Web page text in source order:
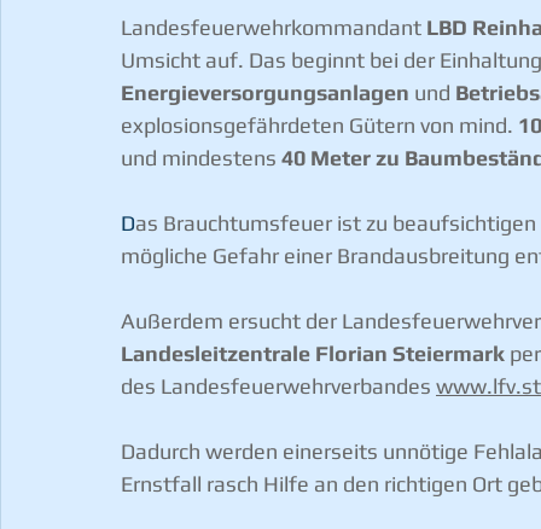
Landesfeuerwehrkommandant LBD
Umsicht auf. Das beginnt bei der
Energieversorgungsanlagen und
explosionsgefährdeten Gütern von mind.
und mindestens 40 Meter zu
Das Brauchtumsfeuer ist zu
mögliche Gefahr einer Brandausbreitung
Außerdem ersucht der
Landesleitzentrale Florian Steiermark
des Landesfeuerwehrverbandes
Dadurch werden einerseits unnötige
Ernstfall rasch Hilfe an den richtigen Ort